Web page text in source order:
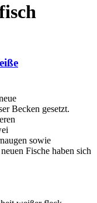
Becken gesetzt.
sowie
Fische haben sich